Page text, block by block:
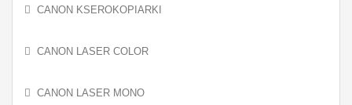
CANON KSEROKOPIARKI
CANON LASER COLOR
CANON LASER MONO